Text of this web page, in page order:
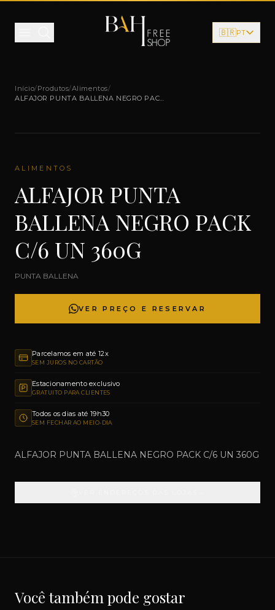
🇧🇷PT
Início/Produtos/Alimentos/
ALFAJOR PUNTA BALLENA NEGRO PACK
ALIMENTOS
ALFAJOR PUNTA
BALLENA NEGRO PACK
C/6 UN 360G
PUNTA BALLENA
VER PREÇO E RESERVAR
Parcelamos em até 12x
SEM JUROS NO CARTÃO
Estacionamento exclusivo
GRATUITO PARA CLIENTES
Todos os dias até 19h30
SEM FECHAR AO MEIO-DIA
ALFAJOR PUNTA BALLENA NEGRO PACK C/6 UN 360G
Você também pode gostar